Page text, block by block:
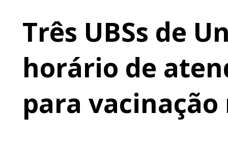
Três UBSs de
horário de
para